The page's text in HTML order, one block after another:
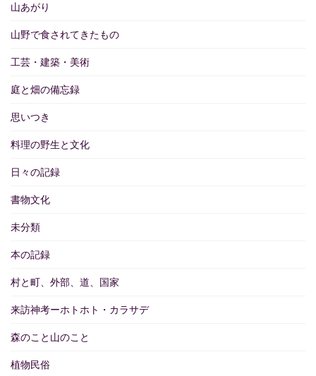
山あがり
山野で食されてきたもの
工芸・建築・美術
庭と畑の備忘録
思いつき
料理の野生と文化
日々の記録
書物文化
未分類
本の記録
村と町、外部、道、国家
来訪神考ーホトホト・カラサデ
森のこと山のこと
植物民俗